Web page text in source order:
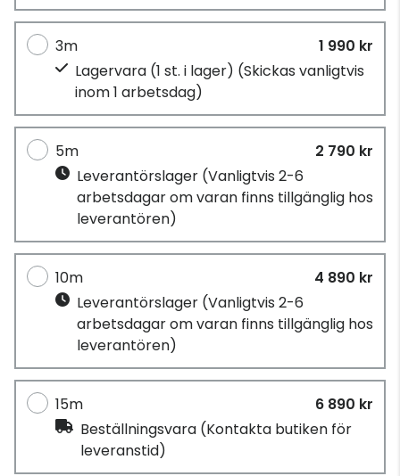
3m
1 990 kr
Lagervara (1 st. i lager) (Skickas vanligtvis
inom 1 arbetsdag)
5m
2 790 kr
Leverantörslager (Vanligtvis 2-6
arbetsdagar om varan finns tillgänglig hos
leverantören)
10m
4 890 kr
Leverantörslager (Vanligtvis 2-6
arbetsdagar om varan finns tillgänglig hos
leverantören)
15m
6 890 kr
Beställningsvara (Kontakta butiken för
leveranstid)